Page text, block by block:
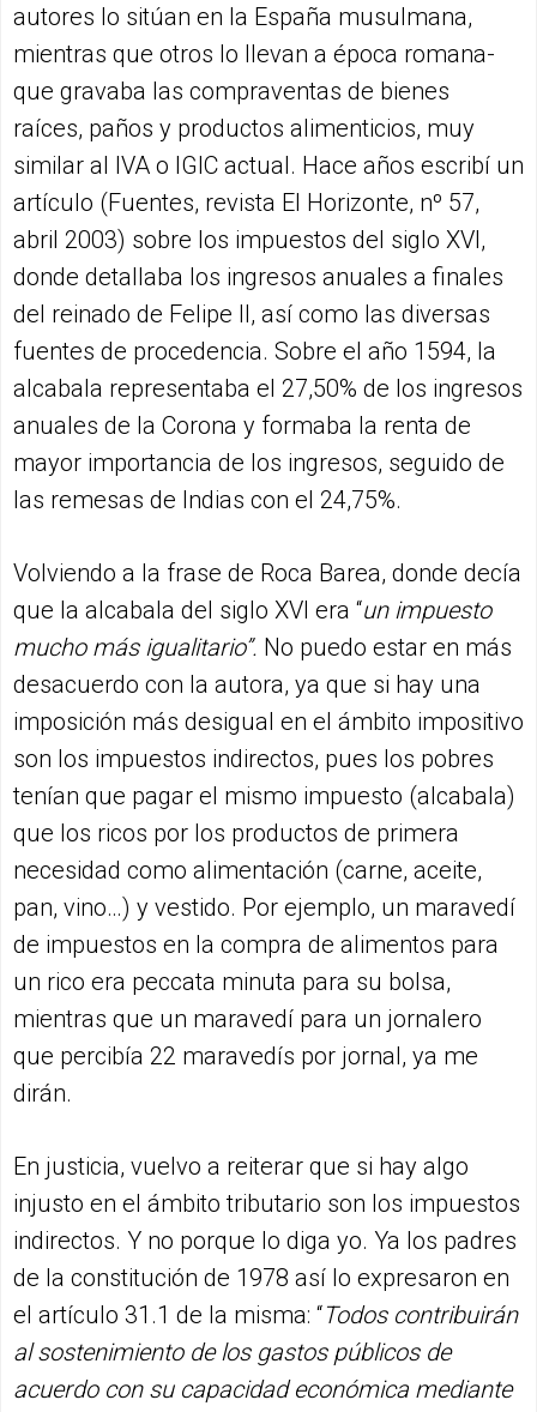
autores lo sitúan en la España musulmana,
mientras que otros lo llevan a época romana-
que gravaba las compraventas de bienes
raíces, paños y productos alimenticios, muy
similar al IVA o IGIC actual. Hace años escribí un
artículo (Fuentes, revista El Horizonte, nº 57,
abril 2003) sobre los impuestos del siglo XVI,
donde detallaba los ingresos anuales a finales
del reinado de Felipe II, así como las diversas
fuentes de procedencia. Sobre el año 1594, la
alcabala representaba el 27,50% de los ingresos
anuales de la Corona y formaba la renta de
mayor importancia de los ingresos, seguido de
las remesas de Indias con el 24,75%.
Volviendo a la frase de Roca Barea, donde decía
que la alcabala del siglo XVI era “un impuesto
mucho más igualitario”. No puedo estar en más
desacuerdo con la autora, ya que si hay una
imposición más desigual en el ámbito impositivo
son los impuestos indirectos, pues los pobres
tenían que pagar el mismo impuesto (alcabala)
que los ricos por los productos de primera
necesidad como alimentación (carne, aceite,
pan, vino…) y vestido. Por ejemplo, un maravedí
de impuestos en la compra de alimentos para
un rico era peccata minuta para su bolsa,
mientras que un maravedí para un jornalero
que percibía 22 maravedís por jornal, ya me
dirán.
En justicia, vuelvo a reiterar que si hay algo
injusto en el ámbito tributario son los impuestos
indirectos. Y no porque lo diga yo. Ya los padres
de la constitución de 1978 así lo expresaron en
el artículo 31.1 de la misma: “Todos contribuirán
al sostenimiento de los gastos públicos de
acuerdo con su capacidad económica mediante